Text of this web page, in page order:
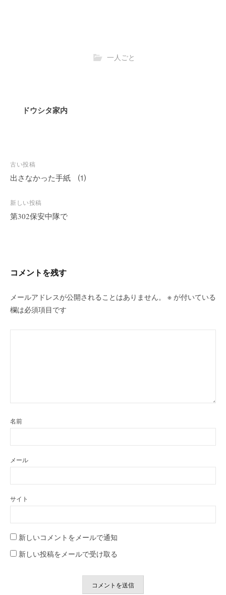
一人ごと
ドウシタ家内
投
稿
ビ
ゲ
ン
古い投稿
出さなかった手紙 ⑴
新しい投稿
第302保安中隊で
コメントを残す
メールアドレスが公開されることはありません。 ※ が付いている
欄は必須項目です
名前
メール
サイト
新しいコメントをメールで通知
新しい投稿をメールで受け取る